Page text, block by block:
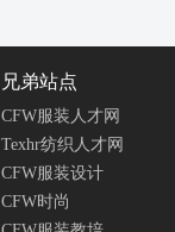
兄弟站点
CFW服装人才网
Texhr纺织人才网
CFW服装设计
CFW时尚